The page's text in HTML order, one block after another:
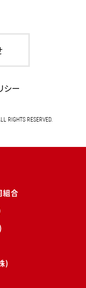
シー
RIGHTS RESERVED.
組合
)